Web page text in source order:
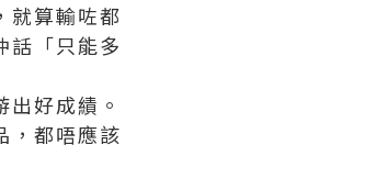
就算輸咗都
話「只能多
好成績。
，都唔應該